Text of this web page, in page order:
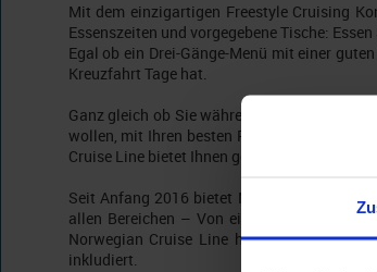
Mit dem einzigartigen Freestyle Cruising
Essenszeiten und vorgegebene Tische:
Egal ob ein Drei-Gänge-Menü mit einer
Kreuzfahrt Tage hat.
Ganz gleich ob Sie während einer
wollen, mit Ihren besten Freunden die
Cruise Line bietet Ihnen genau immer und für
Seit Anfang 2016 bietet Norwegian Cruise
allen Bereichen – Von einer einzigartigen
Norwegian Cruise Line haben Sie
inkludiert.